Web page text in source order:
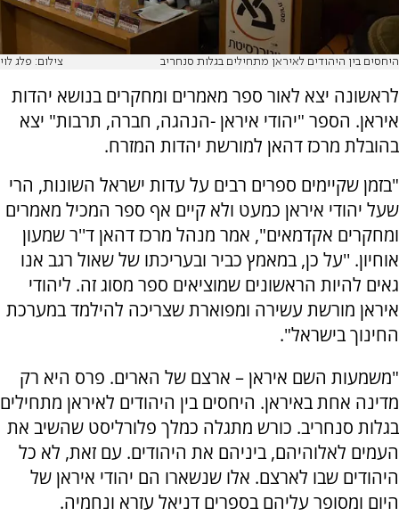
היחסים בין היהודים לאיראן מתחילים בגלות סנחריב צילום: פלג לוי
לראשונה יצא לאור ספר מאמרים ומחקרים בנושא יהדות
איראן. הספר "יהודי איראן -הנהגה, חברה, תרבות" יצא
בהובלת מרכז דהאן למורשת יהדות המזרח.
"בזמן שקיימים ספרים רבים על עדות ישראל השונות, הרי
שעל יהודי איראן כמעט ולא קיים אף ספר המכיל מאמרים
ומחקרים אקדמאים", אמר מנהל מרכז דהאן ד''ר שמעון
אוחיון. ''על כן, במאמץ כביר ובעריכתו של שאול רגב אנו
גאים להיות הראשונים שמוציאים ספר מסוג זה. ליהודי
איראן מורשת עשירה ומפוארת שצריכה להילמד במערכת
החינוך בישראל".
"משמעות השם איראן – ארצם של הארים. פרס היא רק
מדינה אחת באיראן. היחסים בין היהודים לאיראן מתחילים
בגלות סנחריב. כורש מתגלה כמלך פלורליסט שהשיב את
העמים לאלוהיהם, ביניהם את היהודים. עם זאת, לא כל
היהודים שבו לארצם. אלו שנשארו הם יהודי איראן של
היום ומסופר עליהם בספרים דניאל עזרא ונחמיה.